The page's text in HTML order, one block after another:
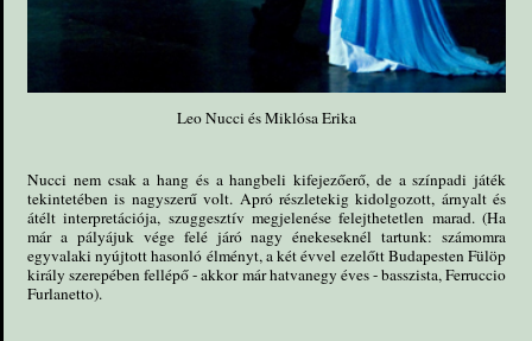
Leo Nucci és Miklósa Erika
Nucci nem csak a hang és a hangbeli kifejezőerő, de a színpadi játék
tekintetében is nagyszerű volt. Apró részletekig kidolgozott, árnyalt és
átélt interpretációja, szuggesztív megjelenése felejthetetlen marad. (Ha
már a pályájuk vége felé járó nagy énekeseknél tartunk: számomra
egyvalaki nyújtott hasonló élményt, a két évvel ezelőtt Budapesten Fülöp
király szerepében fellépő - akkor már hatvanegy éves - basszista, Ferruccio
Furlanetto).